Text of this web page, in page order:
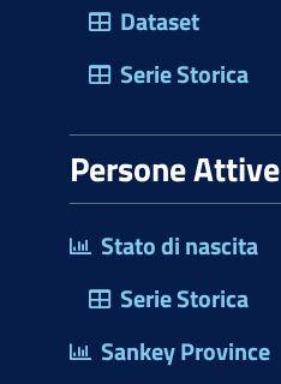
Dataset
Serie Storica
Persone Attive
Stato di nascita
Serie Storica
Sankey Province